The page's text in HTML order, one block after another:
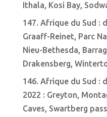
Ithala, Kosi Bay,
147. Afrique du Sud :
Graaff-Reinet, Parc
Nieu-Bethesda,
Drakensberg,
146. Afrique du Sud :
2022 : Greyton,
Caves, Swartberg